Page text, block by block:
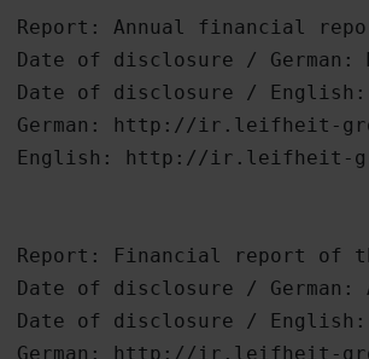
Report: Annual financial
Date of disclosure / German:
Date of disclosure / English:
German: http://ir.leifheit-
English: http://ir.leifheit-
Report: Financial report of
Date of disclosure / German:
Date of disclosure / English:
German: http://ir.leifheit-